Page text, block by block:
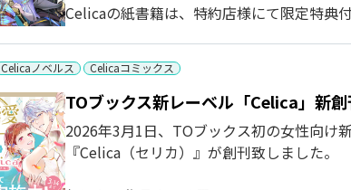
Celicaの紙書籍は、特約店様にて限定特典
Celicaノベルス Celicaコミックス
TOブックス新レーベル「Celica」新
2026年3月1日、TOブックス初の女性向け
『Celica（セリカ）』が創刊致しました。